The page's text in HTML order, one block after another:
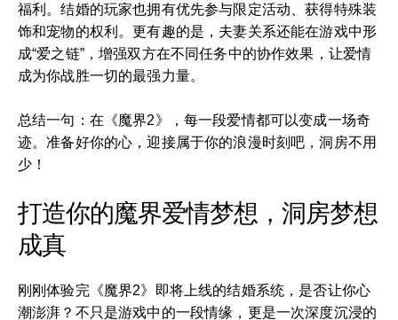
福利。结婚的玩家也拥有优先参与限定活动、获得特殊装
饰和宠物的权利。更有趣的是，夫妻关系还能在游戏中形
成“爱之链”，增强双方在不同任务中的协作效果，让爱情
成为你战胜一切的最强力量。
总结一句：在《魔界2》，每一段爱情都可以变成一场奇
迹。准备好你的心，迎接属于你的浪漫时刻吧，洞房不用
少！
打造你的魔界爱情梦想，洞房梦想
成真
刚刚体验完《魔界2》即将上线的结婚系统，是否让你心
潮澎湃？不只是游戏中的一段情缘，更是一次深度沉浸的